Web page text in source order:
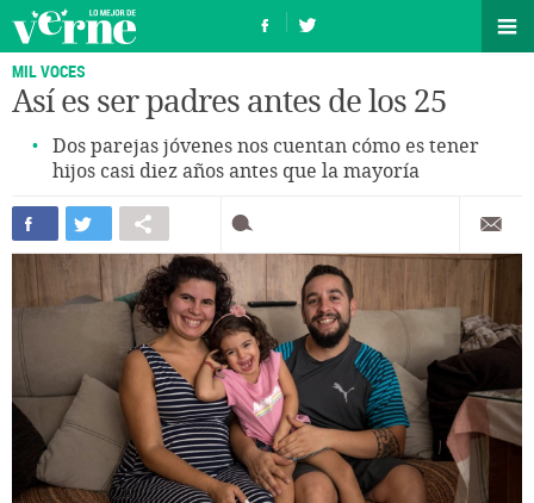
MIL VOCES
Así es ser padres antes de los 25
Dos parejas jóvenes nos cuentan cómo es tener
hijos casi diez años antes que la mayoría